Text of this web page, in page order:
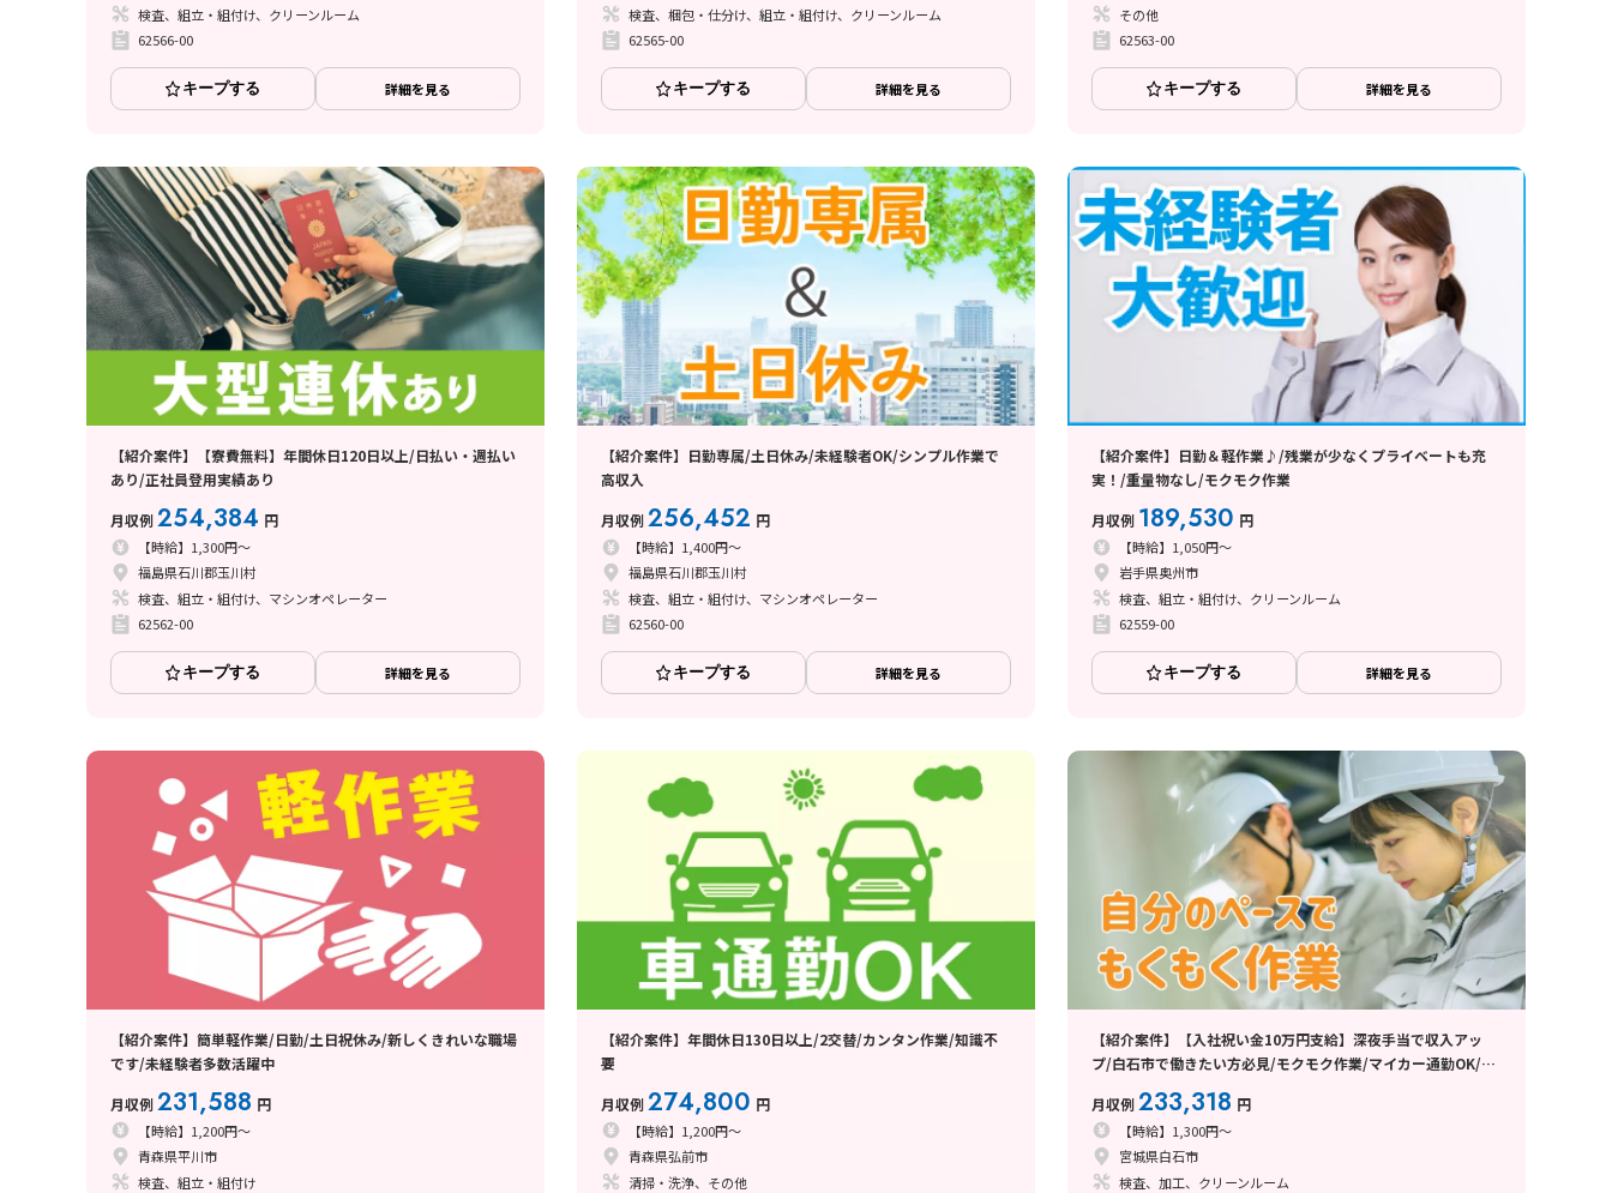
検査、組立・組付け、クリーンルーム
62566-00
キープする 詳細を見る
検査、梱包・仕分け、組立・組付け、クリーンルーム
62565-00
キープする 詳細を見る
その他
62563-00
キープする 詳細を見る
【紹介案件】【寮費無料】年間休日120日以上/日払い・週払い
あり/正社員登用実績あり
月収例254,384 円
【時給】1,300円～
福島県石川郡玉川村
検査、組立・組付け、マシンオペレーター
62562-00
キープする 詳細を見る
【紹介案件】日勤専属/土日休み/未経験者OK/シンプル作業で
高収入
月収例256,452 円
【時給】1,400円～
福島県石川郡玉川村
検査、組立・組付け、マシンオペレーター
62560-00
キープする 詳細を見る
【紹介案件】日勤＆軽作業♪/残業が少なくプライベートも充
実！/重量物なし/モクモク作業
月収例 189,530 円
【時給】1,050円～
岩手県奥州市
検査、組立・組付け、クリーンルーム
62559-00
キープする 詳細を見る
【紹介案件】簡単軽作業/日勤/土日祝休み/新しくきれいな職場
です/未経験者多数活躍中
月収例231,588 円
【時給】1,200円～
青森県平川市
検査、組立・組付け
【紹介案件】年間休日130日以上/2交替/カンタン作業/知識不
要
月収例274,800 円
【時給】1,200円～
青森県弘前市
清掃・洗浄、その他
【紹介案件】【入社祝い金10万円支給】深夜手当で収入アッ
プ/白石市で働きたい方必見/モクモク作業/マイカー通勤OK/重
月収例233,318 円
【時給】1,300円～
宮城県白石市
検査、加工、クリーンルーム